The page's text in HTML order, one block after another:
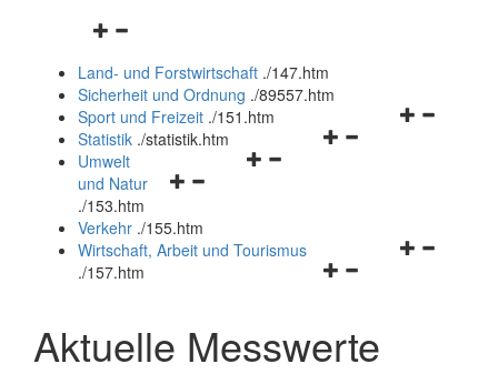
Navigationsmenü
und
schließen
Land- und Forstwirtschaft ./147.htm
Sicherheit und Ordnung ./89557.htm
Navigationsmenü
Sport und Freizeit ./151.htm
Navigationsmenü
Statistik ./statistik.htm
Navigationsmenü
und
schließen
Umwelt
und Natur
./153.htm
Verkehr ./155.htm
Navigationsmenü
schließen
Wirtschaft, Arbeit und Tourismus
./157.htm
Aktuelle Messwerte